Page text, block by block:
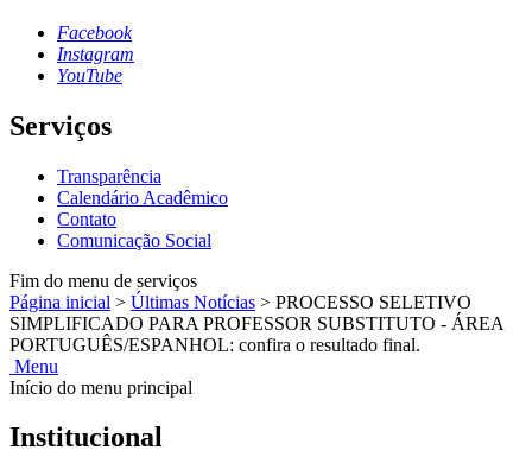
Facebook
Instagram
YouTube
Serviços
Transparência
Calendário Acadêmico
Contato
Comunicação Social
Fim do menu de serviços
Página inicial > Últimas Notícias > PROCESSO SELETIVO
SIMPLIFICADO PARA PROFESSOR SUBSTITUTO - ÁREA
PORTUGUÊS/ESPANHOL: confira o resultado final.
Menu
Início do menu principal
Institucional